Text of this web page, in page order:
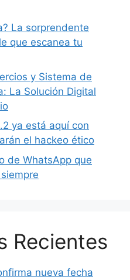
La sorprendente
que escanea tu
y Sistema de
La Solución Digital
ya está aquí con
el hackeo ético
de WhatsApp que
Recientes
nueva fecha